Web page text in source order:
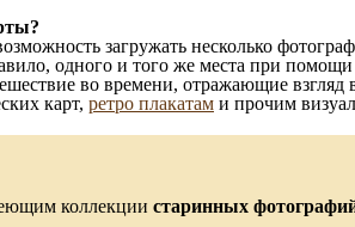
загружать несколько
одного и того же места при помощи
во времени, отражающие
карт, ретро плакатам и прочим
коллекции старинных